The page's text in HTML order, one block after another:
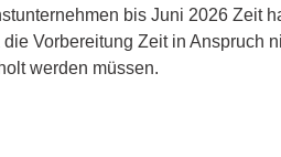
bis Juni 2026 Zeit
Vorbereitung Zeit in Anspruch
werden müssen.